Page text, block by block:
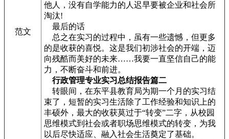
范文
他人，没有自学能力的人迟早要被企业和社会所
淘汰!
最后的话
总之在实习的过程中，虽有一些遗憾，但更多
的是收获的喜悦。这是我们初涉社会的开端，迈
向残酷而美好的未来……我要一直坚信自己的能
力，不断奋斗和前进。
行政管理专业实习总结报告篇二
转眼间，在东平县教育局为期一个月的实习结
束了，短暂的实习生活除了工作经验和知识上的
丰硕外，最大的收获莫过于“转变”二字，从校园
思维模式到社会或者职场思维模式的转变，为我
以后尽快适应、融入社会生活奠定了基础。